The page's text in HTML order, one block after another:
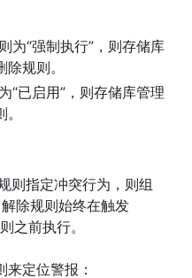
为“强制执行”，则存储库
规则。
“已启用”，则存储库管理
则指定冲突行为，则组
除规则始终在触发
之前执行。
定位警报：